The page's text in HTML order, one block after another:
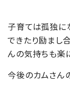
子育ては孤独に
できたり励まし
んの気持ちも楽
今後のカムさん